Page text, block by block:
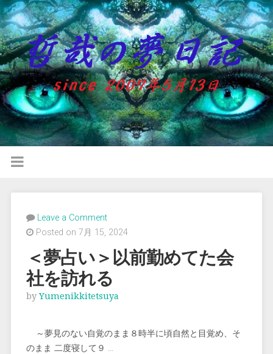
Leave a Comment
Posted on 7月 15, 2024
＜夢占い＞以前勤めてた会
社を訪れる
byYumenikkitetsuya
～夢見のない自覚のまま８時半に頃自然と目覚め、そ
のまま 二度寝して９ …